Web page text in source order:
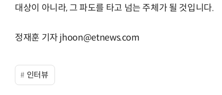
대상이 아니라, 그 파도를 타고 넘는 주체가 될 것입니다.
정재훈 기자 jhoon@etnews.com
인터뷰